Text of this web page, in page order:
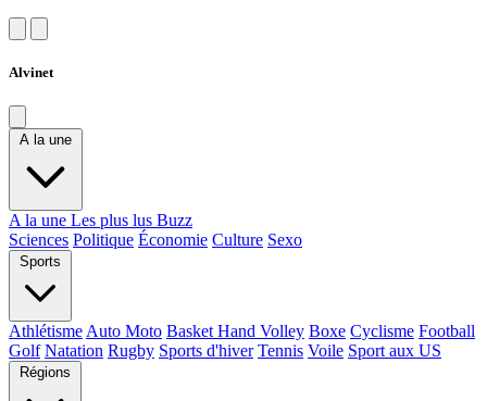
Alvinet
A la une
A la une Les plus lus Buzz
Sciences Politique Économie Culture Sexo
Sports
Athlétisme Auto Moto Basket Hand Volley Boxe Cyclisme Football
Golf Natation Rugby Sports d'hiver Tennis Voile Sport aux US
Régions